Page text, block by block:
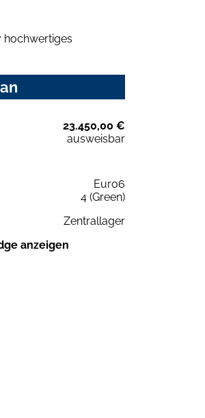
hochwertiges
23.450,00 €
ausweisbar
Euro6
4 (Green)
Zentrallager
anzeigen